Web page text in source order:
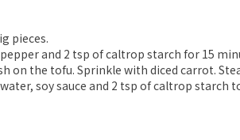
pieces.
and 2 tsp of caltrop starch for 15
on the tofu. Sprinkle with diced carrot.
soy sauce and 2 tsp of caltrop